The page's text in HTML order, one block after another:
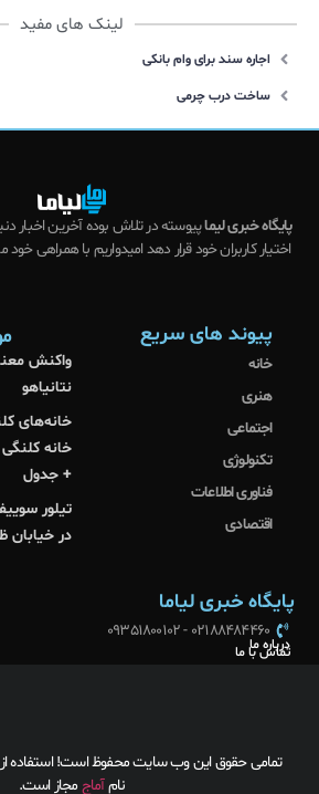
لینک های مفید
اجاره سند برای وام بانکی
ساخت درب چرمی
پایگاه خبری لیماپیوسته در تلاش بوده آخرین اخبار
اختیار کاربران خود قرار دهد امیدواریم با همراهی خود
پیوند های سریع
خانه
هنری
اجتماعی
تکنولوژی
فناوری اطلاعات
اقتصادی
واکنش
نتانیاهو
خانه‌های
+ جدول
تیلور
در
پایگاه خبری لیاما
02188484460 - 09351800102
درباره ما
تماس با ما
تمامی حقوق این وب سایت محفوظ است! استفاده
نامآماجمجاز است.